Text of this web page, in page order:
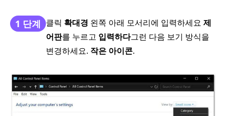
1 단계 클릭 확대경 왼쪽 아래 모서리에 입력하세요 제
어판를 누르고 입력하다그런 다음 보기 방식을
변경하세요. 작은 아이콘.